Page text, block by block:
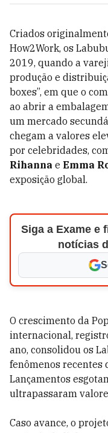
Criados
How2Work, os
2019, quando a
produção e
boxes”, em que o
ao abrir a
um mercado
chegam a valores
por celebridades,
Rihanna e Emma
exposição global.
Siga a Exame e
notícias
O crescimento da
internacional,
ano, consolidou os
fenômenos recentes
Lançamentos
ultrapassaram
Caso avance, o